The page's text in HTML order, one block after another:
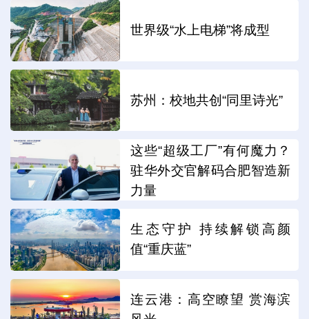
世界级“水上电梯”将成型
苏州：校地共创“同里诗光”
这些“超级工厂”有何魔力？
驻华外交官解码合肥智造新
力量
生态守护 持续解锁高颜
值“重庆蓝”
连云港：高空瞭望 赏海滨